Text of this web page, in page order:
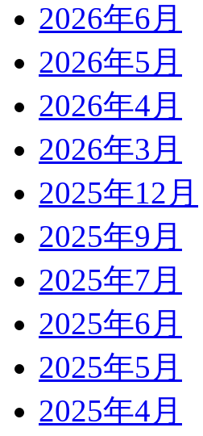
2026年6月
2026年5月
2026年4月
2026年3月
2025年12月
2025年9月
2025年7月
2025年6月
2025年5月
2025年4月